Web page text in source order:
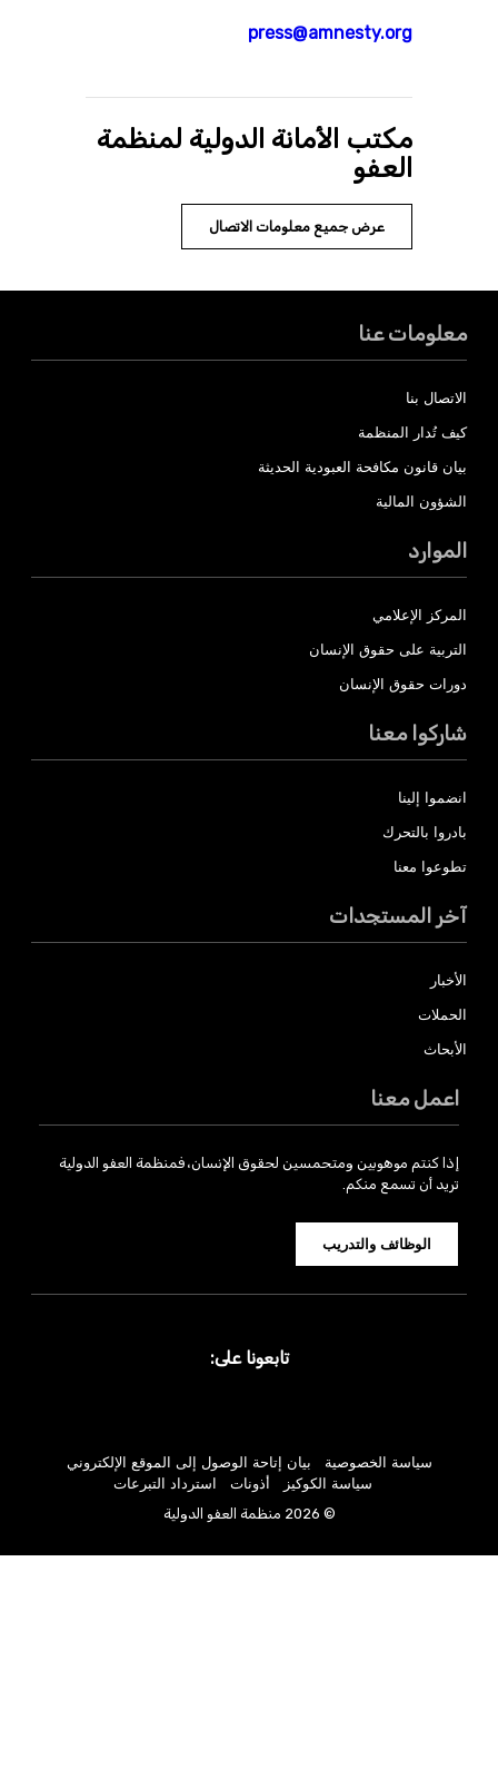
press@amnesty.org
مكتب الأمانة الدولية لمنظمة
العفو
عرض جميع معلومات الاتصال
معلومات عنا
الاتصال بنا
كيف تُدار المنظمة
بيان قانون مكافحة العبودية الحديثة
الشؤون المالية
الموارد
المركز الإعلامي
التربية على حقوق الإنسان
دورات حقوق الإنسان
شاركوا معنا
انضموا إلينا
بادروا بالتحرك
تطوعوا معنا
آخر المستجدات
الأخبار
الحملات
الأبحاث
اعمل معنا
إذا كنتم موهوبين ومتحمسين لحقوق الإنسان، فمنظمة العفو الدولية
تريد أن تسمع منكم.
الوظائف والتدريب
سياسة الخصوصية
بيان إتاحة الوصول إلى الموقع الإلكتروني
سياسة الكوكيز
أذونات
استرداد التبرعات
تابعونا على: